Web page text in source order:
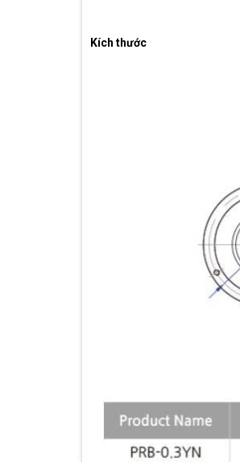
Kích thước